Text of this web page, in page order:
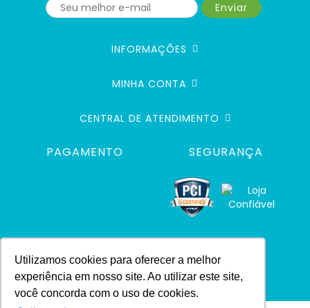
Utilizamos cookies para oferecer a melhor
experiência em nosso site. Ao utilizar este site,
você concorda com o uso de cookies.
Enviar
INFORMAÇÕES
MINHA CONTA
CENTRAL DE ATENDIMENTO
PAGAMENTO SEGURANÇA